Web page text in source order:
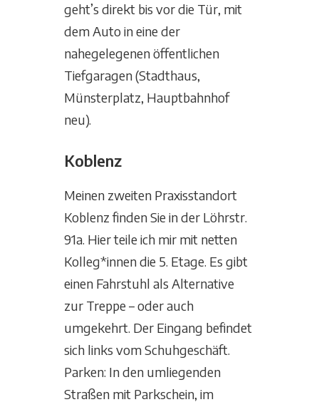
geht’s direkt bis vor die Tür, mit
dem Auto in eine der
nahegelegenen öffentlichen
Tiefgaragen (Stadthaus,
Münsterplatz, Hauptbahnhof
neu).
Koblenz
Meinen zweiten Praxisstandort
Koblenz finden Sie in der Löhrstr.
91a. Hier teile ich mir mit netten
Kolleg*innen die 5. Etage. Es gibt
einen Fahrstuhl als Alternative
zur Treppe – oder auch
umgekehrt. Der Eingang befindet
sich links vom Schuhgeschäft.
Parken: In den umliegenden
Straßen mit Parkschein, im